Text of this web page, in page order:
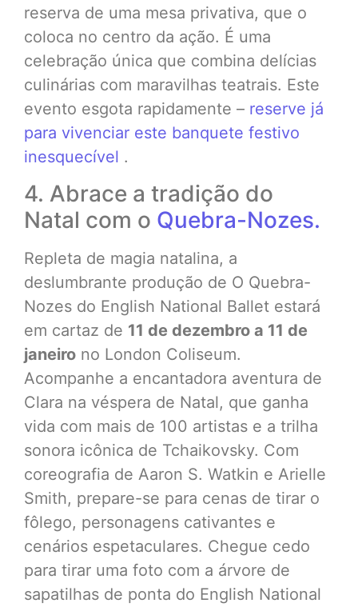
reserva de uma mesa privativa, que o
coloca no centro da ação. É uma
celebração única que combina delícias
culinárias com maravilhas teatrais. Este
evento esgota rapidamente – reserve já
para vivenciar este banquete festivo
inesquecível .
4. Abrace a tradição do
Natal com o Quebra-Nozes.
Repleta de magia natalina, a
deslumbrante produção de O Quebra-
Nozes do English National Ballet estará
em cartaz de 11 de dezembro a 11 de
janeiro no London Coliseum.
Acompanhe a encantadora aventura de
Clara na véspera de Natal, que ganha
vida com mais de 100 artistas e a trilha
sonora icônica de Tchaikovsky. Com
coreografia de Aaron S. Watkin e Arielle
Smith, prepare-se para cenas de tirar o
fôlego, personagens cativantes e
cenários espetaculares. Chegue cedo
para tirar uma foto com a árvore de
sapatilhas de ponta do English National